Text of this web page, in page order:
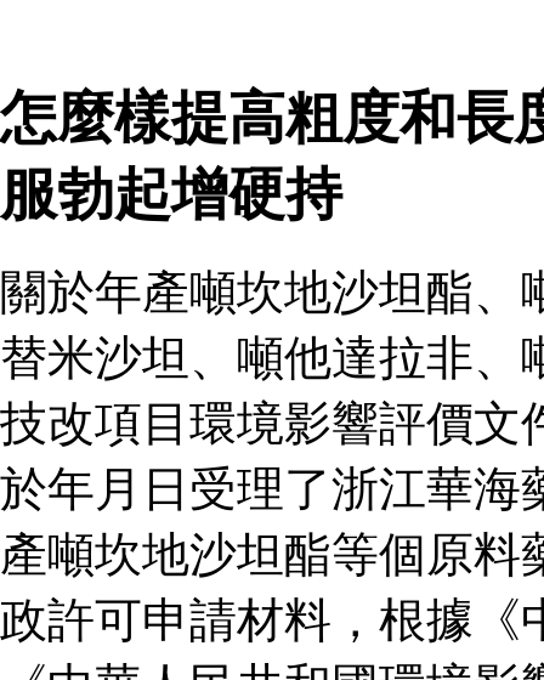
怎麼樣提高粗度和長
服勃起增硬持
關於年產噸坎地沙坦酯
替米沙坦、噸他達拉非
技改項目環境影響評價文
於年月日受理了浙江華海
產噸坎地沙坦酯等個原
政許可申請材料，根據《